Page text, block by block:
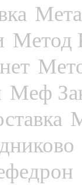
Метод
Меф